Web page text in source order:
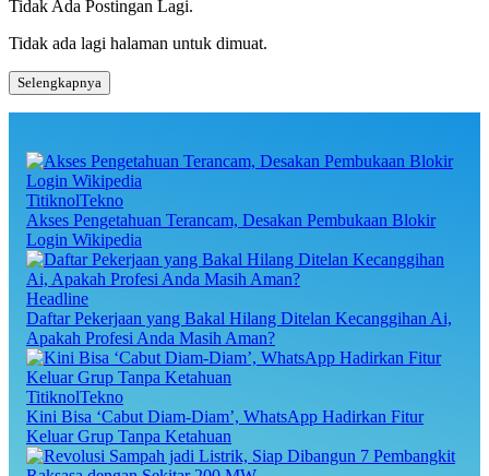
Tidak Ada Postingan Lagi.
Tidak ada lagi halaman untuk dimuat.
Selengkapnya
TitiknolTekno
Akses Pengetahuan Terancam, Desakan Pembukaan Blokir
Login Wikipedia
Headline
Daftar Pekerjaan yang Bakal Hilang Ditelan Kecanggihan Ai,
Apakah Profesi Anda Masih Aman?
TitiknolTekno
Kini Bisa ‘Cabut Diam-Diam’, WhatsApp Hadirkan Fitur
Keluar Grup Tanpa Ketahuan